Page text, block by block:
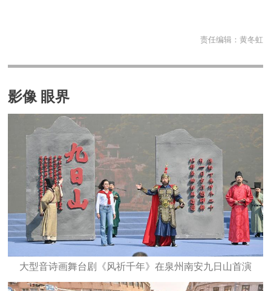
责任编辑： 黄冬虹
影像 眼界
大型音诗画舞台剧《风祈千年》在泉州南安九日山首演